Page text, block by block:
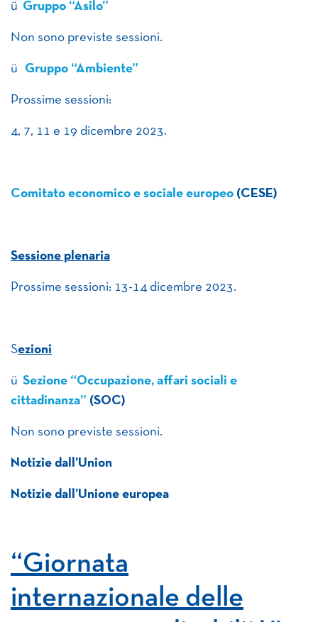
ü Gruppo “Asilo”
Non sono previste sessioni.
ü Gruppo “Ambiente”
Prossime sessioni:
4, 7, 11 e 19 dicembre 2023.
Comitato economico e sociale europeo (CESE)
Sessione plenaria
Prossime sessioni: 13-14 dicembre 2023.
Sezioni
ü Sezione “Occupazione, affari sociali e
cittadinanza” (SOC)
Non sono previste sessioni.
Notizie dall’Union
Notizie dall’Unione europea
“Giornata
internazionale delle